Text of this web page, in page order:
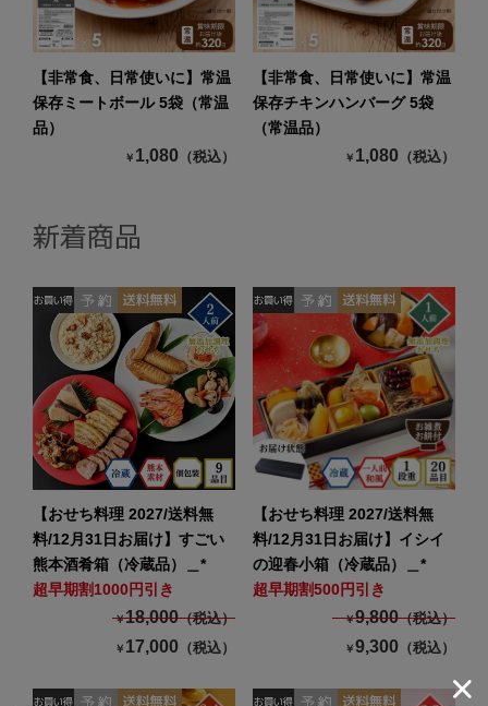
【非常食、日常使いに】常温
保存ミートボール 5袋（常温
品）
￥ 1,080 （税込）
【非常食、日常使いに】常温
保存チキンハンバーグ 5袋
（常温品）
￥ 1,080 （税込）
新着商品
【おせち料理 2027/送料無
料/12月31日お届け】すごい
熊本酒肴箱（冷蔵品）＿*
超早期割1000円引き
￥18,000（税込）
￥ 17,000 （税込）
【おせち料理 2027/送料無
料/12月31日お届け】イシイ
の迎春小箱（冷蔵品）＿*
超早期割500円引き
￥9,800（税込）
￥9,300 （税込）